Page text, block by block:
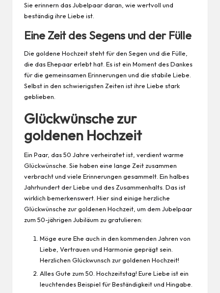
Sie erinnern das Jubelpaar daran, wie wertvoll und
beständig ihre Liebe ist.
Eine Zeit des Segens und der Fülle
Die goldene Hochzeit steht für den Segen und die Fülle,
die das Ehepaar erlebt hat. Es ist ein Moment des Dankes
für die gemeinsamen Erinnerungen und die stabile Liebe.
Selbst in den schwierigsten Zeiten ist ihre Liebe stark
geblieben.
Glückwünsche zur
goldenen Hochzeit
Ein Paar, das 50 Jahre verheiratet ist, verdient warme
Glückwünsche. Sie haben eine lange Zeit zusammen
verbracht und viele Erinnerungen gesammelt. Ein halbes
Jahrhundert der Liebe und des Zusammenhalts. Das ist
wirklich bemerkenswert. Hier sind einige herzliche
Glückwünsche zur goldenen Hochzeit, um dem Jubelpaar
zum 50-jährigen Jubiläum zu gratulieren:
Möge eure Ehe auch in den kommenden Jahren von
Liebe, Vertrauen und Harmonie geprägt sein.
Herzlichen Glückwunsch zur goldenen Hochzeit!
Alles Gute zum 50. Hochzeitstag! Eure Liebe ist ein
leuchtendes Beispiel für Beständigkeit und Hingabe.